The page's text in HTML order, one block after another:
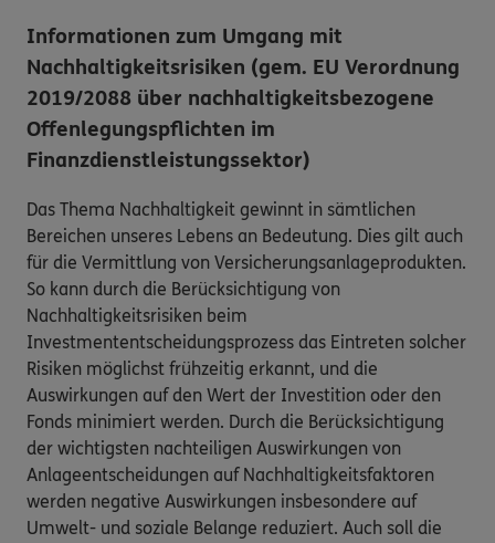
Informationen zum Umgang mit
Nachhaltigkeitsrisiken (gem. EU Verordnung
2019/2088 über nachhaltigkeitsbezogene
Offenlegungspflichten im
Finanzdienstleistungssektor)
Das Thema Nachhaltigkeit gewinnt in sämtlichen
Bereichen unseres Lebens an Bedeutung. Dies gilt auch
für die Vermittlung von Versicherungsanlageprodukten.
So kann durch die Berücksichtigung von
Nachhaltigkeitsrisiken beim
Investmententscheidungsprozess das Eintreten solcher
Risiken möglichst frühzeitig erkannt, und die
Auswirkungen auf den Wert der Investition oder den
Fonds minimiert werden. Durch die Berücksichtigung
der wichtigsten nachteiligen Auswirkungen von
Anlageentscheidungen auf Nachhaltigkeitsfaktoren
werden negative Auswirkungen insbesondere auf
Umwelt- und soziale Belange reduziert. Auch soll die